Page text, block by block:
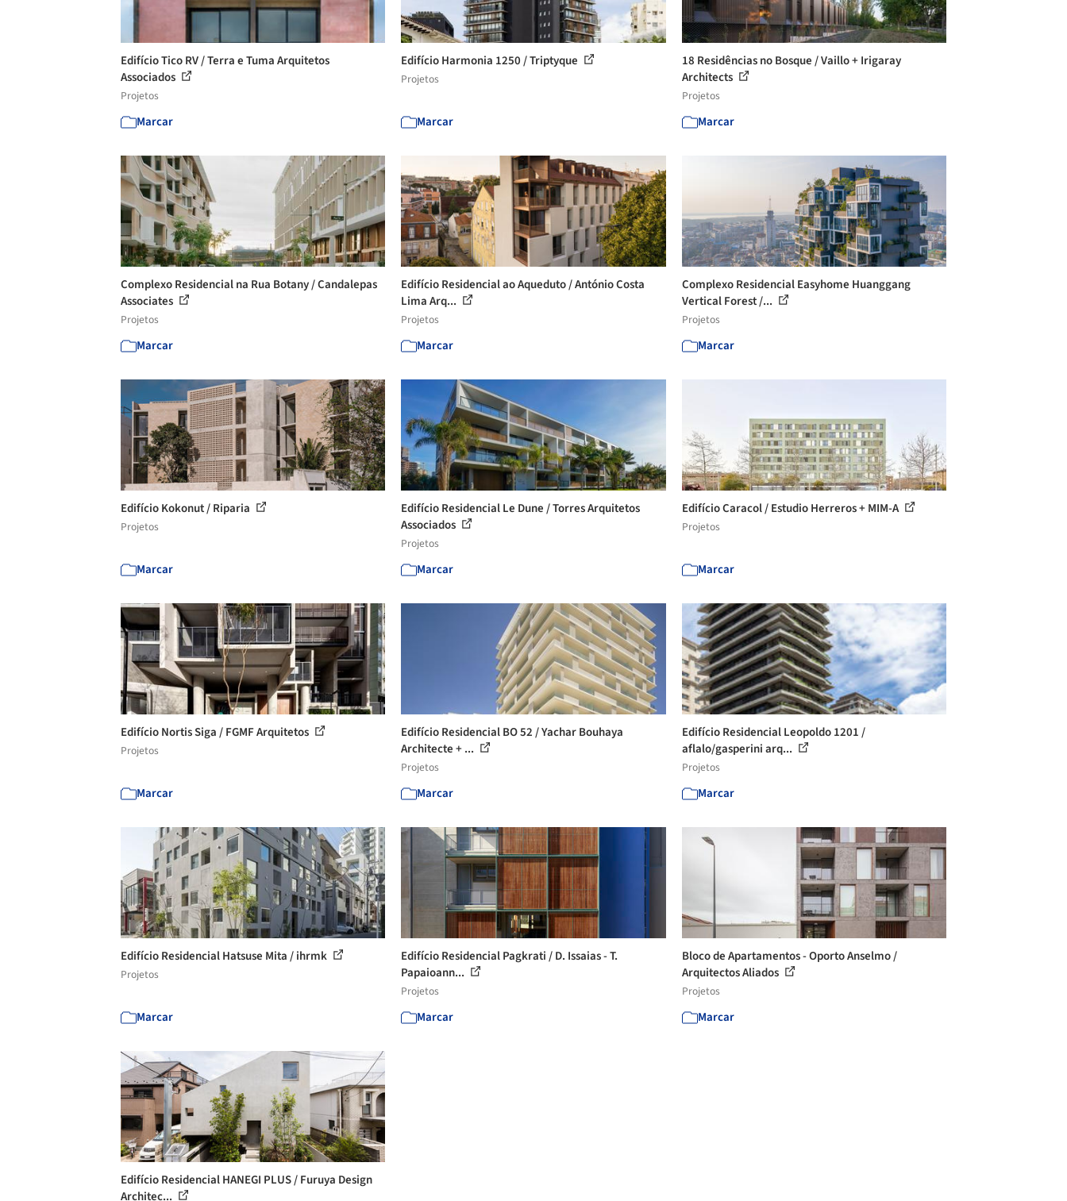
Edifício Tico RV / Terra e Tuma Arquitetos
Associados
Projetos
Marcar
Edifício Harmonia 1250 / Triptyque
Projetos
Marcar
18 Residências no Bosque / Vaillo + Irigaray
Architects
Projetos
Marcar
Complexo Residencial na Rua Botany / Candalepas
Associates
Projetos
Marcar
Edifício Residencial ao Aqueduto / António Costa
Lima Arq...
Projetos
Marcar
Complexo Residencial Easyhome Huanggang
Vertical Forest /...
Projetos
Marcar
Edifício Kokonut / Riparia
Projetos
Marcar
Edifício Residencial Le Dune / Torres Arquitetos
Associados
Projetos
Marcar
Edifício Caracol / Estudio Herreros + MIM-A
Projetos
Marcar
Edifício Nortis Siga / FGMF Arquitetos
Projetos
Marcar
Edifício Residencial BO 52 / Yachar Bouhaya
Architecte + ...
Projetos
Marcar
Edifício Residencial Leopoldo 1201 /
aflalo/gasperini arq...
Projetos
Marcar
Edifício Residencial Hatsuse Mita / ihrmk
Projetos
Marcar
Edifício Residencial Pagkrati / D. Issaias - T.
Papaioann...
Projetos
Marcar
Bloco de Apartamentos - Oporto Anselmo /
Arquitectos Aliados
Projetos
Marcar
Edifício Residencial HANEGI PLUS / Furuya Design
Architec...